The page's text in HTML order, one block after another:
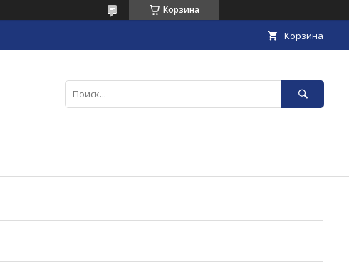
Корзина
Корзина